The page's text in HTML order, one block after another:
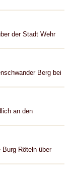
der Stadt Wehr
Berg bei
an den
Burg Röteln über